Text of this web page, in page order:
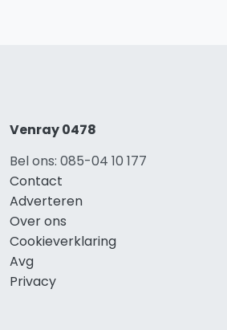
Venray 0478
Bel ons: 085-04 10 177
Contact
Adverteren
Over ons
Cookieverklaring
Avg
Privacy